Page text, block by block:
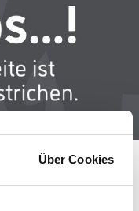
Über Cookies